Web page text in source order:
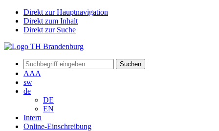
Direkt zur Hauptnavigation
Direkt zum Inhalt
Direkt zur Suche
Suchen
AAA
sw
de
DE
EN
Intern
Online-Einschreibung